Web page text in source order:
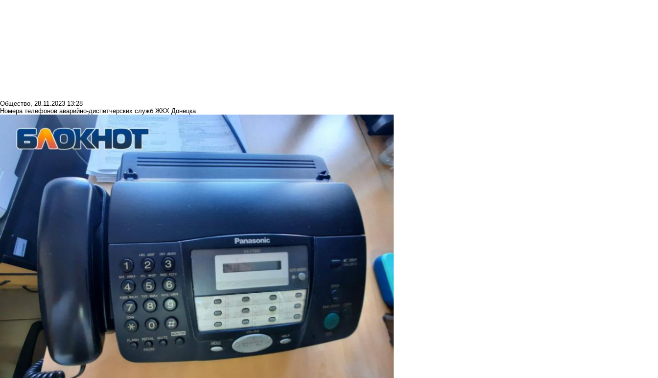
Общество 28.11.2023 13:28
Номера телефонов аварийно-диспетчерских служб ЖКХ Донецка